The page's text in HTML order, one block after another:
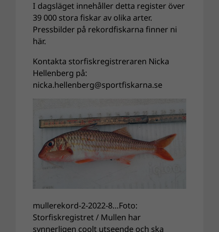
I dagsläget innehåller detta register över
39 000 stora fiskar av olika arter.
Pressbilder på rekordfiskarna finner ni
här.
Kontakta storfiskregistreraren Nicka
Hellenberg på:
nicka.hellenberg@sportfiskarna.se
mullerekord-2-2022-8…Foto:
Storfiskregistret / Mullen har
synnerligen coolt utseende och ska